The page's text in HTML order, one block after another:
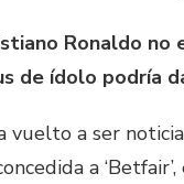
Ronaldo no
de ídolo podría
vuelto a ser
a